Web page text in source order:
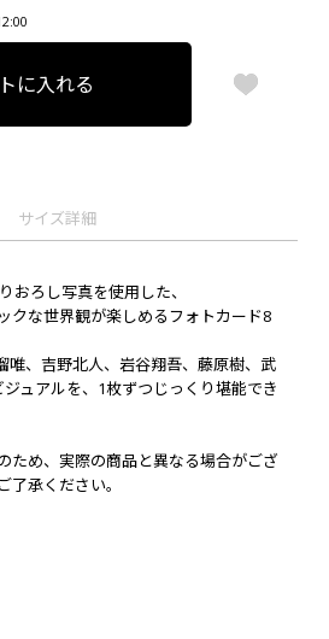
に入れる
サイズ詳細
おろし写真を使用した、
クな世界観が楽しめるフォトカード8
唯、吉野北人、岩谷翔吾、藤原樹、武
ュアルを、1枚ずつじっくり堪能でき
ため、実際の商品と異なる場合がござ
了承ください。